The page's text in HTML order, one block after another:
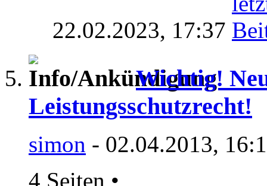
22.02.2023, 17:37
Wichtig!
Leistungsschutzrecht!
simon - 02.04.2013,
4 Seiten •